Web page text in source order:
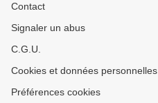
Contact
Signaler un abus
C.G.U.
Cookies et données personnelles
Préférences cookies